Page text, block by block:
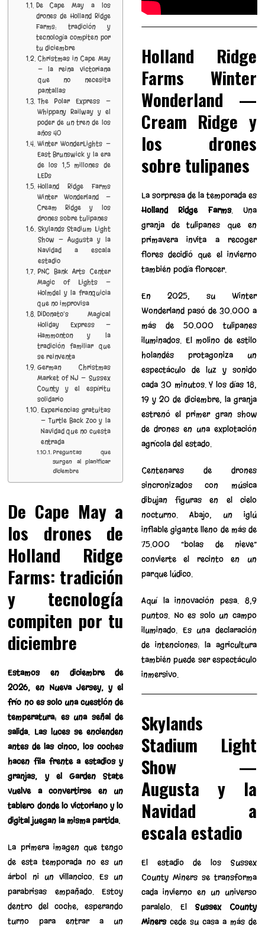
De Cape May a los
drones de Holland Ridge
Farms: tradición y
tecnología compiten por
tu diciembre
Christmas in Cape May
— la reina victoriana
que no necesita
pantallas
The Polar Express —
Whippany Railway y el
poder de un tren de los
años 40
Winter WonderLights —
East Brunswick y la era
de los 1,5 millones de
LEDs
Holland Ridge Farms
Winter Wonderland —
Cream Ridge y los
drones sobre tulipanes
Skylands Stadium Light
Show — Augusta y la
Navidad a escala
estadio
PNC Bank Arts Center
Magic of Lights —
Holmdel y la franquicia
que no improvisa
DiDonato’s Magical
Holiday Express —
Hammonton y la
tradición familiar que
se reinventa
German Christmas
Market of NJ — Sussex
County y el espíritu
solidario
Experiencias gratuitas
— Turtle Back Zoo y la
Navidad que no cuesta
entrada
Preguntas que
surgen al planificar
diciembre
De Cape May a
los drones de
Holland Ridge
Farms: tradición
y tecnología
compiten por tu
diciembre
Estamos en diciembre de
2026, en Nueva Jersey, y el
frío no es solo una cuestión de
temperatura: es una señal de
salida. Las luces se encienden
antes de las cinco, los coches
hacen fila frente a estadios y
granjas, y el Garden State
vuelve a convertirse en un
tablero donde lo victoriano y lo
digital juegan la misma partida.
La primera imagen que tengo
de esta temporada no es un
árbol ni un villancico. Es un
parabrisas empañado. Estoy
dentro del coche, esperando
turno para entrar a un
Holland Ridge
Farms Winter
Wonderland —
Cream Ridge y
los drones
sobre tulipanes
La sorpresa de la temporada es
Holland Ridge Farms. Una
granja de tulipanes que en
primavera invita a recoger
flores decidió que el invierno
también podía florecer.
En 2025, su Winter
Wonderland pasó de 30.000 a
más de 50.000 tulipanes
iluminados. El molino de estilo
holandés protagoniza un
espectáculo de luz y sonido
cada 30 minutos. Y los días 18,
19 y 20 de diciembre, la granja
estrenó el primer gran show
de drones en una explotación
agrícola del estado.
Centenares de drones
sincronizados con música
dibujan figuras en el cielo
nocturno. Abajo, un iglú
inflable gigante lleno de más de
75.000 “bolas de nieve”
convierte el recinto en un
parque lúdico.
Aquí la innovación pesa. 8,9
puntos. No es solo un campo
iluminado. Es una declaración
de intenciones: la agricultura
también puede ser espectáculo
inmersivo.
Skylands
Stadium Light
Show —
Augusta y la
Navidad a
escala estadio
El estadio de los Sussex
County Miners se transforma
cada invierno en un universo
paralelo. El Sussex County
Minerscede su casa a más de